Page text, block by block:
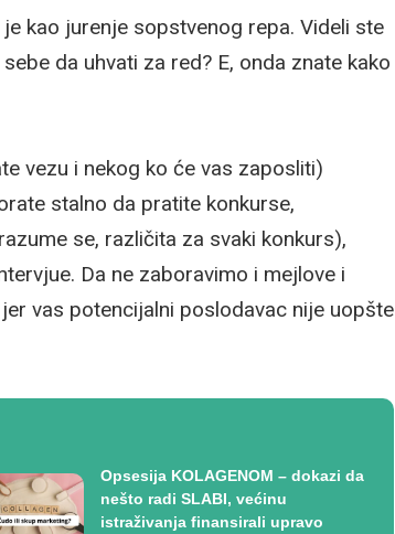
kao jurenje sopstvenog repa. Videli ste
da uhvati za red? E, onda znate kako
vezu i nekog ko će vas zaposliti)
stalno da pratite konkurse,
se, različita za svaki konkurs),
Da ne zaboravimo i mejlove i
vas potencijalni poslodavac nije uopšte
Opsesija KOLAGENOM – dokazi da
nešto radi SLABI, većinu
istraživanja finansirali upravo